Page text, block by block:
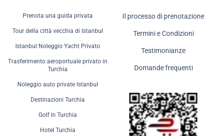
Prenota una guida privata
Tour della città vecchia di Istanbul
Istanbul Noleggio Yacht Privato
Trasferimento aeroportuale privato in
Turchia
Noleggio auto private Istanbul
Destinazioni Turchia
Golf in Turchia
Hotel Turchia
Il processo di prenotazione
Termini e Condizioni
Testimonianze
Domande frequenti